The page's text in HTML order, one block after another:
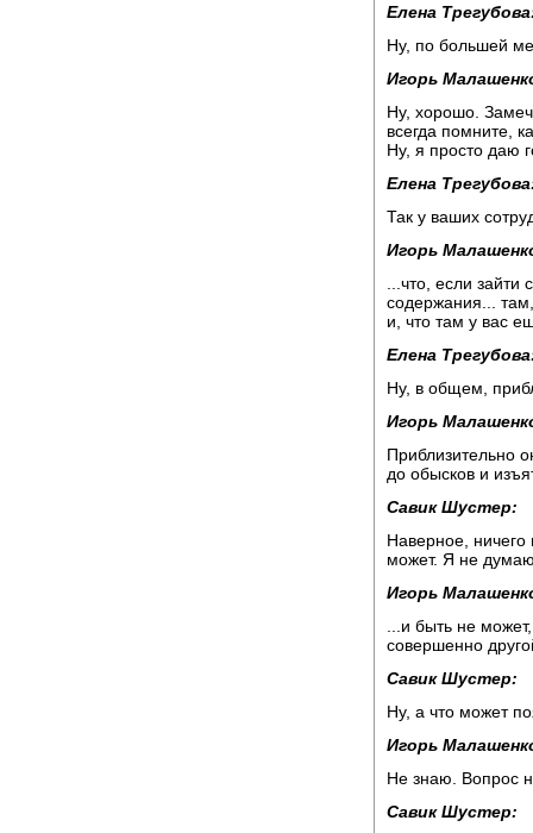
Елена
Ну, по большей
Игорь
Ну, хорошо.
всегда помните,
Ну, я просто даю
Елена
Так у ваших
Игорь
...что, если
содержания...
и, что там у вас
Елена
Ну, в общем,
Игорь
Приблизительно
до обысков и
Савик Шустер:
Наверное, ничего
может. Я не
Игорь
...и быть не
совершенно
Савик Шустер:
Ну, а что может
Игорь
Не знаю. Вопрос
Савик Шустер: